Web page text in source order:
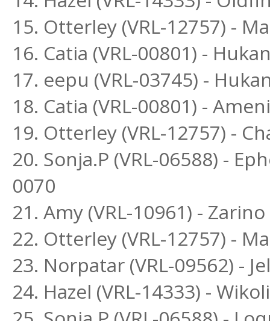
15. Otterley (VRL-12757) -
16. Catia (VRL-00801) -
17. eepu (VRL-03745) -
18. Catia (VRL-00801) -
19. Otterley (VRL-12757) -
20. Sonja.P (VRL-06588) -
0070
21. Amy (VRL-10961) -
22. Otterley (VRL-12757) -
23. Norpatar (VRL-09562) -
24. Hazel (VRL-14333) -